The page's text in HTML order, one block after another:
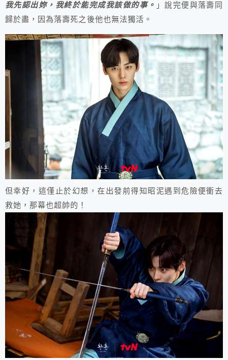
我先認出妳，我終於能完成我該做的事。 」說完便與落壽同
歸於盡，因為落壽死之後他也無法獨活。
但幸好，這僅止於幻想，在出發前得知昭泥遇到危險便衝去
救她，那幕也超帥的！